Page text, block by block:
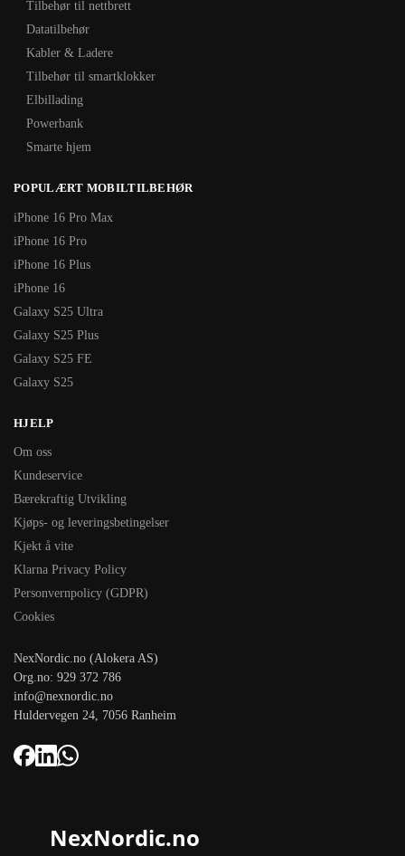
Tilbehør til nettbrett
Datatilbehør
Kabler & Ladere
Tilbehør til smartklokker
Elbillading
Powerbank
Smarte hjem
POPULÆRT MOBILTILBEHØR
iPhone 16 Pro Max
iPhone 16 Pro
iPhone 16 Plus
iPhone 16
Galaxy S25 Ultra
Galaxy S25 Plus
Galaxy S25 FE
Galaxy S25
HJELP
Om oss
Kundeservice
Bærekraftig Utvikling
Kjøps- og leveringsbetingelser
Kjekt å vite
Klarna Privacy Policy
Personvernpolicy (GDPR)
Cookies
NexNordic.no (Alokera AS)
Org.no: 929 372 786
info@nexnordic.no
Huldervegen 24, 7056 Ranheim
NexNordic.no